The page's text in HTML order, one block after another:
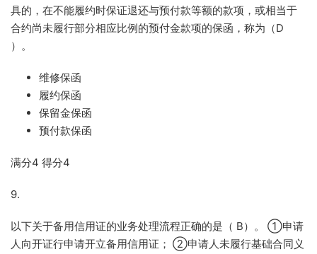
具的，在不能履约时保证退还与预付款等额的款项，或相当于
合约尚未履行部分相应比例的预付金款项的保函，称为（D
）。
维修保函
履约保函
保留金保函
预付款保函
满分4 得分4
9.
以下关于备用信用证的业务处理流程正确的是（ B）。 ①申请
人向开证行申请开立备用信用证； ②申请人未履行基础合同义